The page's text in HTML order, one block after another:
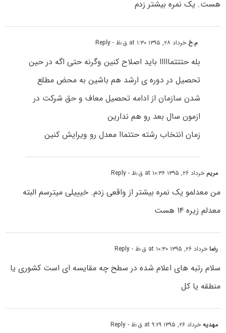
هست. یک نمره بیشتر زدم
م.خ خرداد ۲۸, ۱۳۹۵ at ۱:۳۰ ق٫ظ - Reply
بله حتتتمااااا باید اصلاح کنین وگرنه حتی اگه در حین
تحصیل در دوره ی ارشد هم باشین به محض مطلع
شدن سازمان از ادامه تحصیل معاف و حق شرکت در
ازمون سال بعد رو هم ندارین
زمان انتخاب رشته حتتماا معدل رو ویرایش کنین
مریم خرداد ۲۶, ۱۳۹۵ at ۱۰:۳۶ ق٫ظ - Reply
من معدلمو یک نمره بیشتر از واقعی زدم. خیییلی میترسم البته
معدلم زیره ۱۴ هست
رضاخرداد ۲۶, ۱۳۹۵ at ۱۰:۳۰ ق٫ظ - Reply
سلام رتبه های اعلام شده در سطح چه مقایسه ای است کشوری یا
منطقه یا کل
مهدیهخرداد ۲۶, ۱۳۹۵ at ۹:۲۹ ق٫ظ - Reply